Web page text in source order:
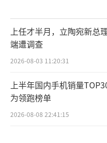
上任才半月，立陶宛新总
端遭调查
2026-08-03 11:20:31
上半年国内手机销量
为领跑榜单
2026-08-08 22:41:15